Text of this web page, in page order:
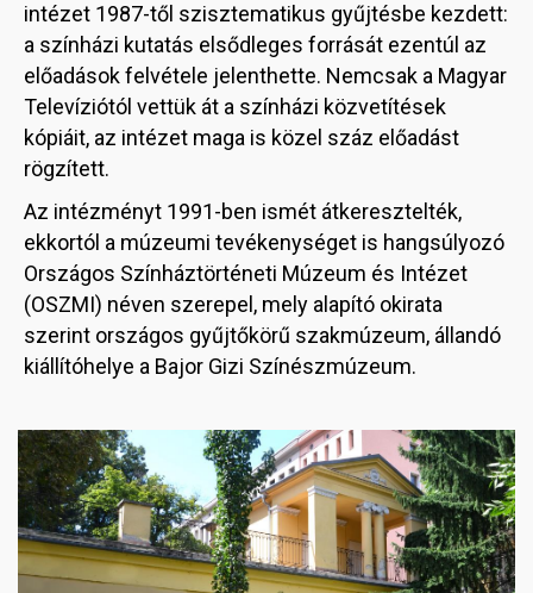
intézet 1987-től szisztematikus gyűjtésbe kezdett:
a színházi kutatás elsődleges forrását ezentúl az
előadások felvétele jelenthette. Nemcsak a Magyar
Televíziótól vettük át a színházi közvetítések
kópiáit, az intézet maga is közel száz előadást
rögzített.
Az intézményt 1991-ben ismét átkeresztelték,
ekkortól a múzeumi tevékenységet is hangsúlyozó
Országos Színháztörténeti Múzeum és Intézet
(OSZMI) néven szerepel, mely alapító okirata
szerint országos gyűjtőkörű szakmúzeum, állandó
kiállítóhelye a Bajor Gizi Színészmúzeum.
Image